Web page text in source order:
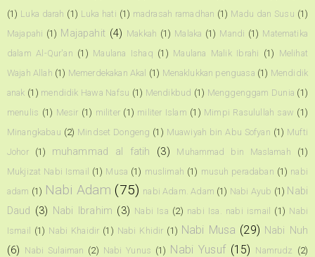
(1) Luka darah (1) Luka hati (1) madrasah ramadhan (1) Madu dan Susu (1)
Majapahi (1) Majapahit (4) Makkah (1) Malaka (1) Mandi (1) Matematika
dalam Al-Qur'an (1) Maulana Ishaq (1) Maulana Malik Ibrahi (1) Melihat
Wajah Allah (1) Memerdekakan Akal (1) Menaklukkan penguasa (1) Mendidik
anak (1) mendidik Hawa Nafsu (1) Mendikbud (1) Menggenggam Dunia (1)
menulis (1) Mesir (1) militer (1) militer Islam (1) Mimpi Rasulullah saw (1)
Minangkabau (2) Mindset Dongeng (1) Muawiyah bin Abu Sofyan (1) Mufti
Johor
(1) muhammad al fatih (3) Muhammad bin Maslamah
(1)
Mukjizat Nabi Ismail (1) Musa (1) muslimah (1) musuh peradaban (1) nabi
adam (1) Nabi Adam (75) nabi Adam. Adam (1) Nabi Ayub (1) Nabi
Daud (3) Nabi Ibrahim (3) Nabi Isa (2) nabi Isa. nabi ismail (1) Nabi
Ismail
(1) Nabi Khaidir (1) Nabi Khidir (1) Nabi Musa (29) Nabi Nuh
(6) Nabi Sulaiman (2) Nabi Yunus (1) Nabi Yusuf (15) Namrudz (2)